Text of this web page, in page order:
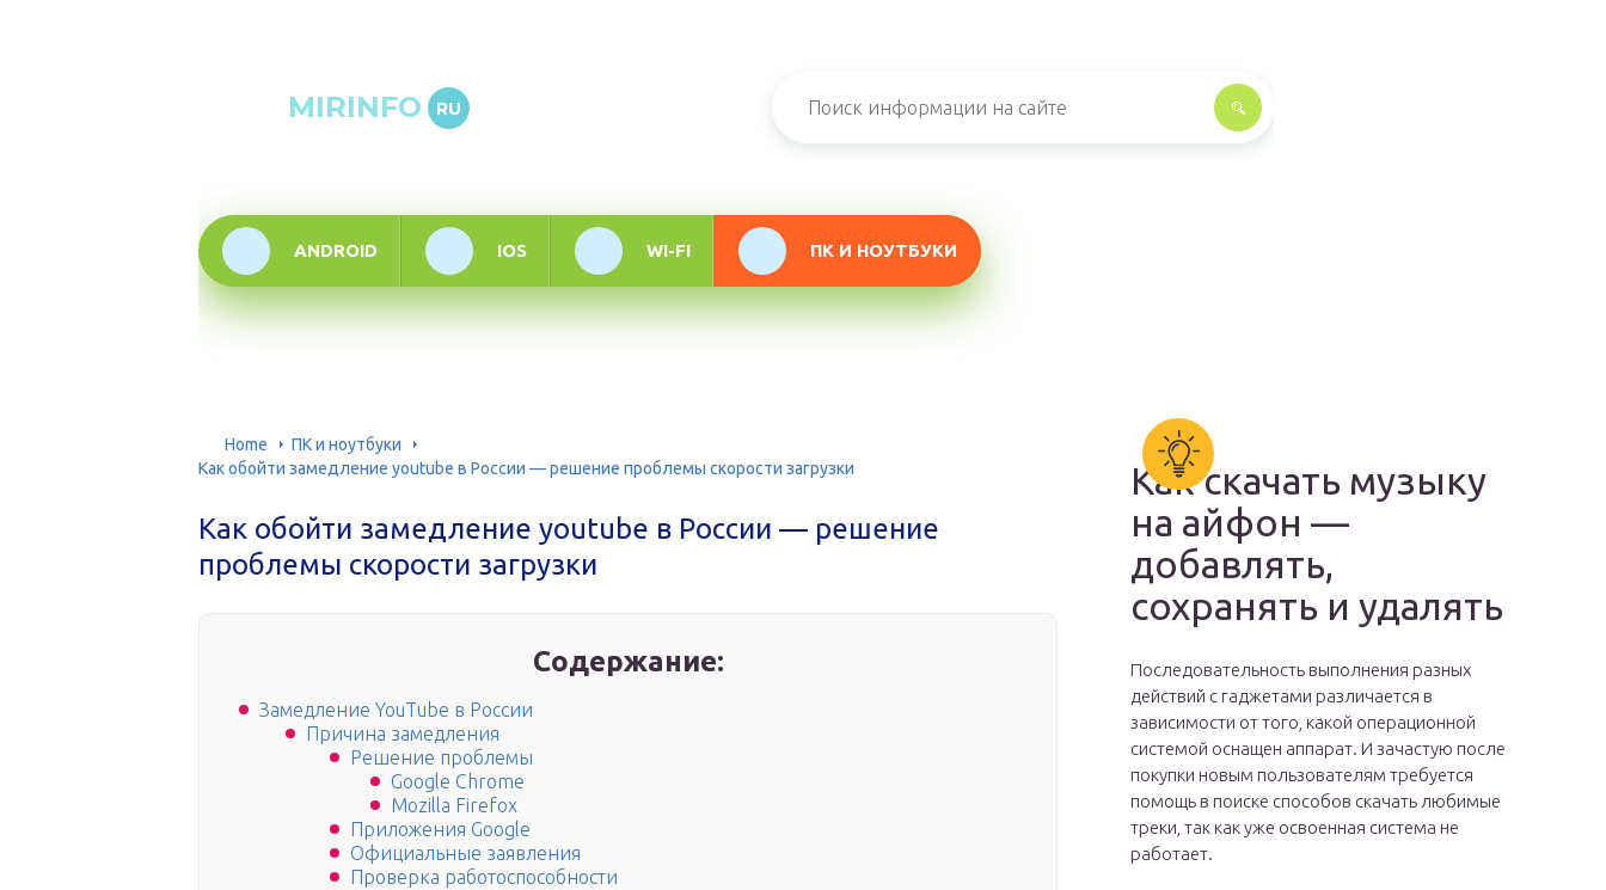
MIRINFO RU
ANDROID IOS WI-FI ПК И НОУТБУКИ
Home
ПК и ноутбуки
Как обойти замедление youtube в России — решение проблемы скорости загрузки
Как обойти замедление youtube в России — решение
проблемы скорости загрузки
Содержание:
Замедление YouTube в России
Причина замедления
Решение проблемы
Google Chrome
Mozilla Firefox
Приложения Google
Официальные заявления
Проверка работоспособности
Как скачать музыку
на айфон —
добавлять,
сохранять и удалять
Последовательность выполнения разных
действий с гаджетами различается в
зависимости от того, какой операционной
системой оснащен аппарат. И зачастую после
покупки новым пользователям требуется
помощь в поиске способов скачать любимые
треки, так как уже освоенная система не
работает.